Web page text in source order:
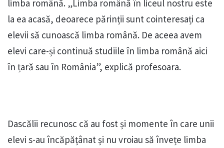
limba română. „Limba română în liceul nostru este
la ea acasă, deoarece părinții sunt cointeresați ca
elevii să cunoască limba română. De aceea avem
elevi care-și continuă studiile în limba română aici
în țară sau în România”, explică profesoara.
Dascălii recunosc că au fost și momente în care unii
elevi s-au încăpățânat și nu vroiau să învețe limba